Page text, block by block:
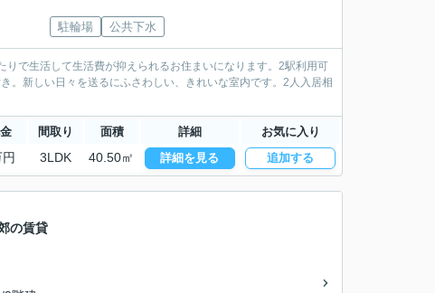
駐輪場 公共下水
で生活して生活費が抑えられるお住まいになります。2駅利用可
。新しい日々を送るにふさわしい、きれいな室内です。2人入居相
間取り 面積 詳細 お気に入り
3LDK 40.50㎡ 詳細を見る 追加する
の賃貸